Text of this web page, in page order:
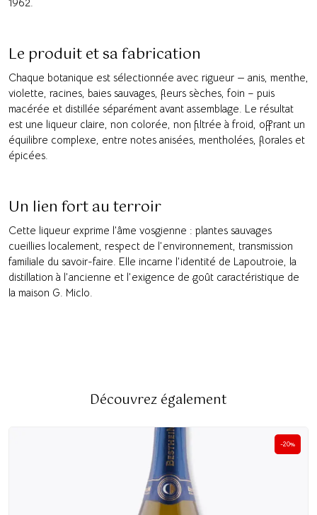
Le produit et sa fabrication
Chaque botanique est sélectionnée avec rigueur — anis, menthe,
violette, racines, baies sauvages, fleurs sèches, foin – puis
macérée et distillée séparément avant assemblage. Le résultat
est une liqueur claire, non colorée, non filtrée à froid, offrant un
équilibre complexe, entre notes anisées, mentholées, florales et
épicées.
Un lien fort au terroir
Cette liqueur exprime l’âme vosgienne : plantes sauvages
cueillies localement, respect de l’environnement, transmission
familiale du savoir-faire. Elle incarne l’identité de Lapoutroie, la
distillation à l’ancienne et l’exigence de goût caractéristique de
la maison G. Miclo.
Découvrez également
-20%